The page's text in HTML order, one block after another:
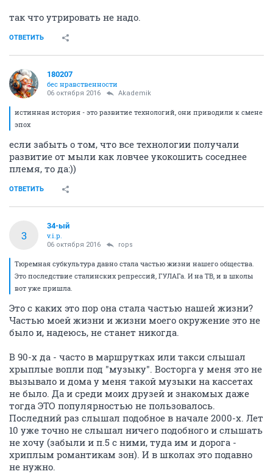
так что утрировать не надо.
ОТВЕТИТЬ
180207
бес нравственности
06 октября 2016 Akademik
истинная история - это развитие технологий, они приводили к смене
эпох
если забыть о том, что все технологии получали
развитие от мыли как ловчее укокошить соседнее
племя, то да:))
ОТВЕТИТЬ
3
34-ый
v.i.p.
06 октября 2016 rops
Тюремная субкультура давно стала частью жизни нашего общества.
Это последствие сталинских репрессий, ГУЛАГа. И на ТВ, и в школы
вот уже пришла.
Это с каких это пор она стала частью нашей жизни?
Частью моей жизни и жизни моего окружение это не
было и, надеюсь, не станет никогда.
В 90-х да - часто в маршрутках или такси слышал
хрыплые вопли под "музыку". Восторга у меня это не
вызывало и дома у меня такой музыки на кассетах
не было. Да и среди моих друзей и знакомых даже
тогда ЭТО популярностью не пользовалось.
Последний раз слышал подобное в начале 2000-х. Лет
10 уже точно не слышал ничего подобного и слышать
не хочу (забыли и п.5 с ними, туда им и дорога -
хриплым романтикам зон). И в школах это подавно
не нужно.